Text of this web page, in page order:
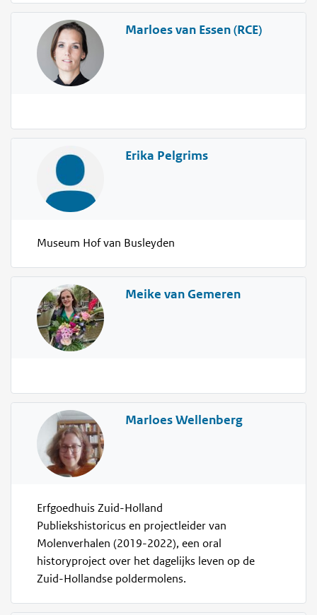
Marloes van Essen (RCE)
Erika Pelgrims
Museum Hof van Busleyden
Meike van Gemeren
Marloes Wellenberg
Erfgoedhuis Zuid-Holland
Publiekshistoricus en projectleider van
Molenverhalen (2019-2022), een oral
historyproject over het dagelijks leven op de
Zuid-Hollandse poldermolens.